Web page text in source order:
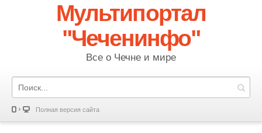
Мультипортал
"Чеченинфо"
Все о Чечне и мире
Полная версия сайта